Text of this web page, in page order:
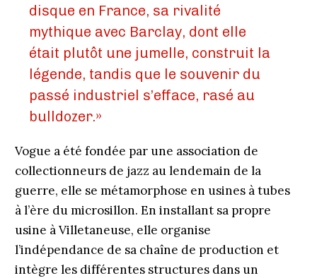
disque en France, sa rivalité
mythique avec Barclay, dont elle
était plutôt une jumelle, construit la
légende, tandis que le souvenir du
passé industriel s’efface, rasé au
bulldozer.»
Vogue a été fondée par une association de
collectionneurs de jazz au lendemain de la
guerre, elle se métamorphose en usines à tubes
à l’ère du microsillon. En installant sa propre
usine à Villetaneuse, elle organise
l’indépendance de sa chaîne de production et
intègre les différentes structures dans un